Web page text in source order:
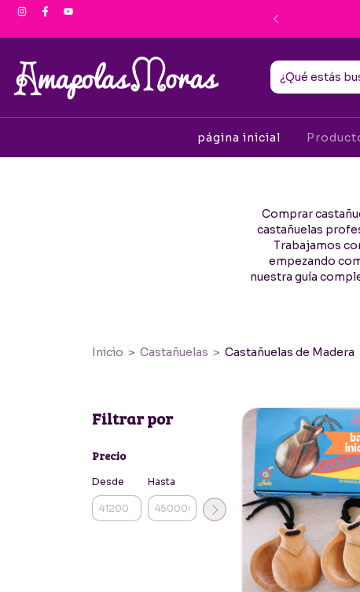
por Transferencia
página inicial
Comprar
castañuelas
Trabajamos
empezando
nuestra guía
Inicio > Castañuelas > Castañuelas de Madera
Filtrar por
Precio
Desde Hasta